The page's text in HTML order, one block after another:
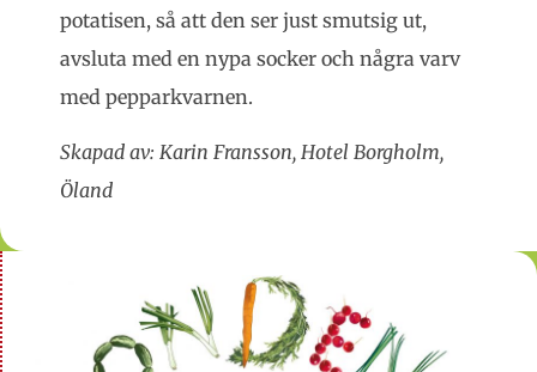
potatisen, så att den ser just smutsig ut,
avsluta med en nypa socker och några varv
med pepparkvarnen.
Skapad av: Karin Fransson, Hotel Borgholm,
Öland